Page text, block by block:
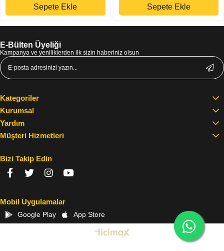
Sepete Ekle Sepete Ekle
E-Bülten Üyeliği
Kampanya ve yeniliklerden ilk sizin haberiniz olsun
Kategoriler
Kurumsal
Yardım
Müşteri Hizmetleri
Bizi Takip Edin
Mobil Uygulamalar
Google Play App Store